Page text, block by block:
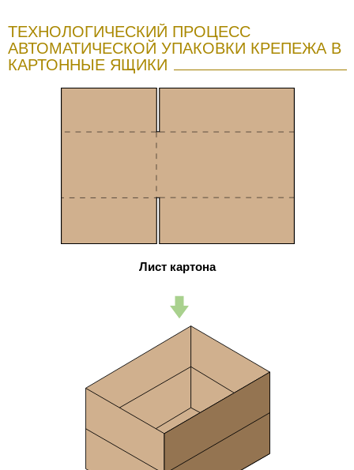
ТЕХНОЛОГИЧЕСКИЙ ПРОЦЕСС
АВТОМАТИЧЕСКОЙ УПАКОВКИ КРЕПЕЖА В
КАРТОННЫЕ ЯЩИКИ
Лист картона